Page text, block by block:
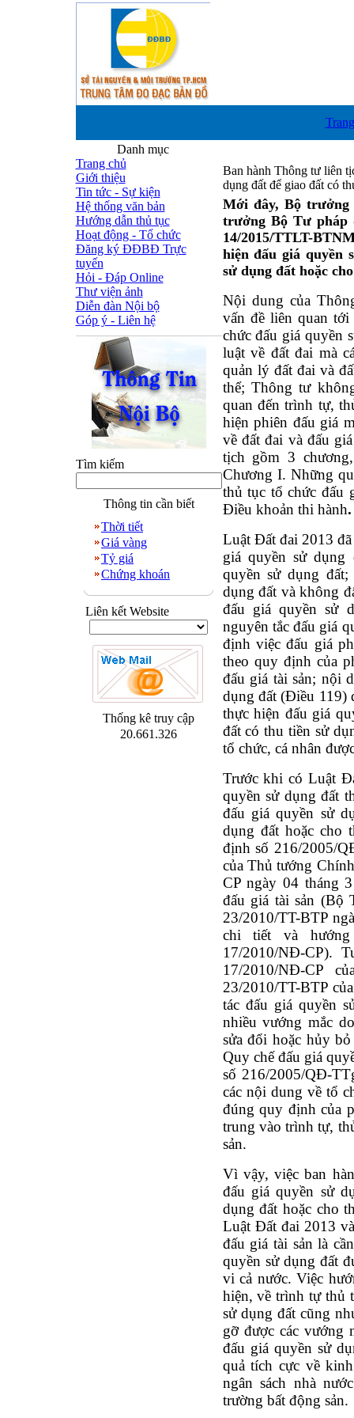
Danh mục
Trang chủ
Giới thiệu
Tin tức - Sự kiện
Hệ thống văn bản
Hướng dẫn thủ tục
Hoạt động - Tổ chức
Đăng ký ĐĐBĐ Trực
tuyến
Hỏi - Đáp Online
Thư viện ảnh
Diễn đàn Nội bộ
Góp ý - Liên hệ
Tìm kiếm
Thông tin cần biết
Thời tiết
Giá vàng
Tỷ giá
Chứng khoán
Liên kết Website
Thống kê truy cập
20.661.326
Ban hành Thông tư liên
dụng đất để giao đất có
Mới đây, Bộ
trưởng Bộ Tư pháp
14/2015/TTLT-
hiện đấu giá quyền
sử dụng đất hoặc
Nội dung của
vấn đề liên quan
chức đấu giá quyền
luật về đất đai mà
quản lý đất đai và
thể; Thông tư
quan đến trình tự,
hiện phiên đấu giá
về đất đai và đấu
tịch gồm 3
Chương I. Những
thủ tục tổ chức đấu
Điều khoản thi hành.
Luật Đất đai 2013
giá quyền sử dụng
quyền sử dụng
dụng đất và không
đấu giá quyền sử
nguyên tắc đấu giá
định việc đấu giá
theo quy định của
đấu giá tài sản; nội
dụng đất (Điều 119)
thực hiện đấu giá
đất có thu tiền sử
tổ chức, cá nhân
Trước khi có Luật
quyền sử dụng đất
đấu giá quyền sử
dụng đất hoặc cho
định số 216/2005/
của Thủ tướng
CP ngày 04 tháng
đấu giá tài sản (Bộ
23/2010/TT-BTP
chi tiết và
17/2010/NĐ-CP).
17/2010/NĐ-CP
23/2010/TT-BTP
tác đấu giá quyền
nhiều vướng mắc
sửa đổi hoặc hủy
Quy chế đấu giá
số 216/2005/QĐ-
các nội dung về tổ
đúng quy định của
trung vào trình tự,
sản.
Vì vậy, việc ban
đấu giá quyền sử
dụng đất hoặc cho
Luật Đất đai 2013
đấu giá tài sản là
quyền sử dụng đất
vi cả nước. Việc
hiện, về trình tự thủ
sử dụng đất cũng
gỡ được các vướng
đấu giá quyền sử
quả tích cực về
ngân sách nhà
trường bất động sản.